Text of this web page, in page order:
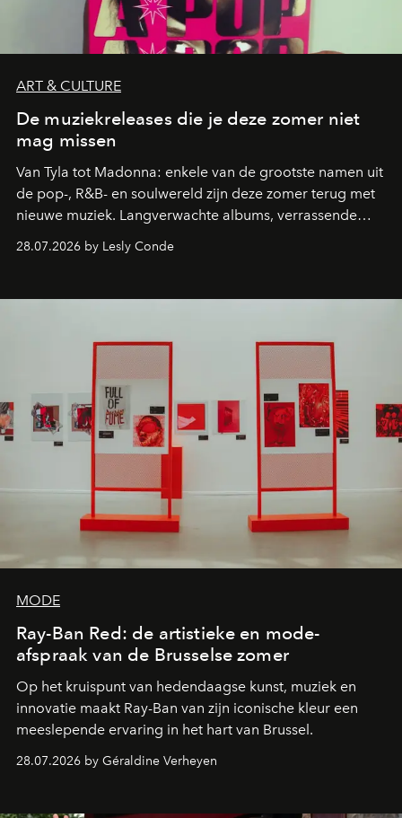
ART & CULTURE
De muziekreleases die je deze zomer niet
mag missen
Van Tyla tot Madonna: enkele van de grootste namen uit
de pop-, R&B- en soulwereld zijn deze zomer terug met
nieuwe muziek. Langverwachte albums, verrassende
comebacks en veelbelovende nieuwe projecten: dit zijn
de releases die je niet mag missen.
28.07.2026 by Lesly Conde
MODE
Ray-Ban Red: de artistieke en mode-
afspraak van de Brusselse zomer
Op het kruispunt van hedendaagse kunst, muziek en
innovatie maakt Ray-Ban van zijn iconische kleur een
meeslepende ervaring in het hart van Brussel.
28.07.2026 by Géraldine Verheyen